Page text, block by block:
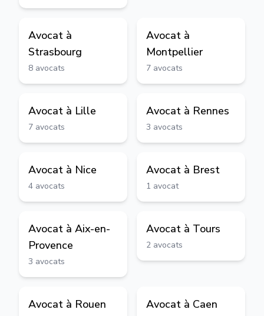
Avocat à
Strasbourg
8 avocats
Avocat à
Montpellier
7 avocats
Avocat à Lille
7 avocats
Avocat à Rennes
3 avocats
Avocat à Nice
4 avocats
Avocat à Brest
1 avocat
Avocat à Aix-en-
Provence
3 avocats
Avocat à Tours
2 avocats
Avocat à Rouen Avocat à Caen